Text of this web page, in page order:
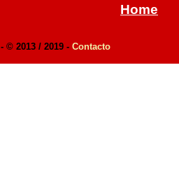
Home
- © 2013 / 2019 - Contacto